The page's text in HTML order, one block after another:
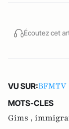
Écoutez cet
VU SUR:BFMTV
MOTS-CLES
Gims ,